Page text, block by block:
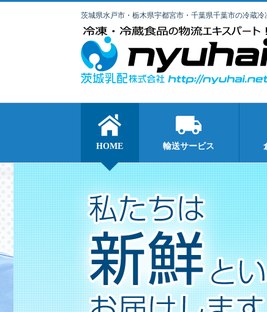
茨城県水戸市・栃木県宇都宮市・千葉県千葉市の冷蔵
HOME 輸送サービス